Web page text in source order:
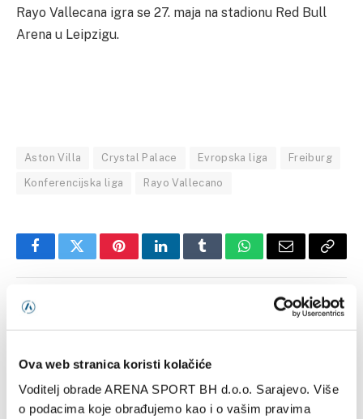
Ova web stranica koristi kolačiće
Voditelj obrade ARENA SPORT BH d.o.o. Sarajevo. Više
o podacima koje obrađujemo kao i o vašim pravima
Rayo Vallecana igra se 27. maja na stadionu Red Bull
Arena u Leipzigu.
Aston Villa Crystal Palace Evropska liga Freiburg
Konferencijska liga Rayo Vallecano
FacebookTwitterPinterestLinkedInTumblrWhatsApp
Email Copy
Real Madrid savladao Hapoel
Four Eurolige
SLJEDEĆI ČLANAK
Milan – Atalanta, Serie A